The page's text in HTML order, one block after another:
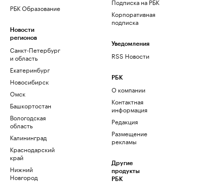
РБК Образование
Новости
регионов
Санкт-Петербург
и область
Екатеринбург
Новосибирск
Омск
Башкортостан
Вологодская
область
Калининград
Краснодарский
край
Нижний
Новгород
Корпоративная
подписка
Уведомления
RSS Новости
РБК
О компании
Контактная
информация
Редакция
Размещение
рекламы
Другие
продукты
РБК